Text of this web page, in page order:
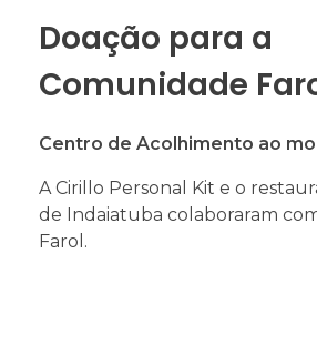
Doação para a
Comunidade
Centro de Acolhimento ao
A Cirillo Personal Kit e o
de Indaiatuba colaboraram
Farol.